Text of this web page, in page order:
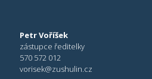
Petr Voříšek
zástupce ředitelky
570 572 012
vorisek@zushulin.cz